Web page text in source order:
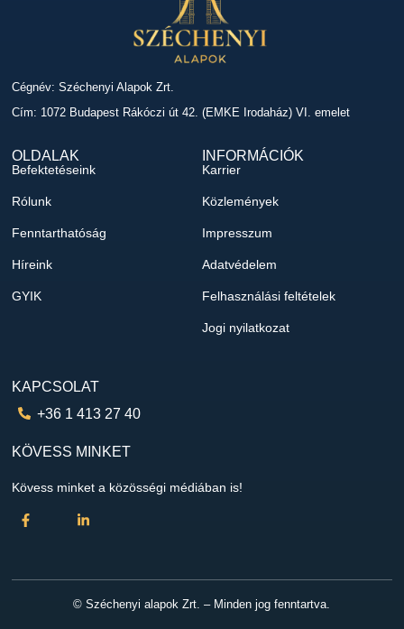
Cégnév: Széchenyi Alapok Zrt.
Cím: 1072 Budapest Rákóczi út 42. (EMKE Irodaház) VI. emelet
OLDALAK
Befektetéseink
Rólunk
Fenntarthatóság
Híreink
GYIK
INFORMÁCIÓK
Karrier
Közlemények
Impresszum
Adatvédelem
Felhasználási feltételek
Jogi nyilatkozat
KAPCSOLAT
+36 1 413 27 40
KÖVESS MINKET
Kövess minket a közösségi médiában is!
© Széchenyi alapok Zrt. – Minden jog fenntartva.